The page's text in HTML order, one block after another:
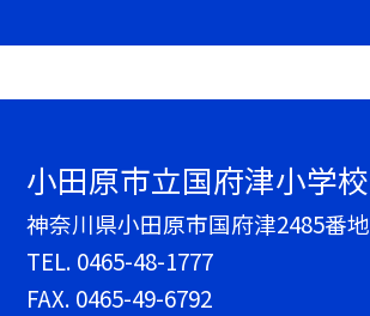
小田原市立国府津小学校
神奈川県小田原市国府津2485番地
TEL. 0465-48-1777
FAX. 0465-49-6792